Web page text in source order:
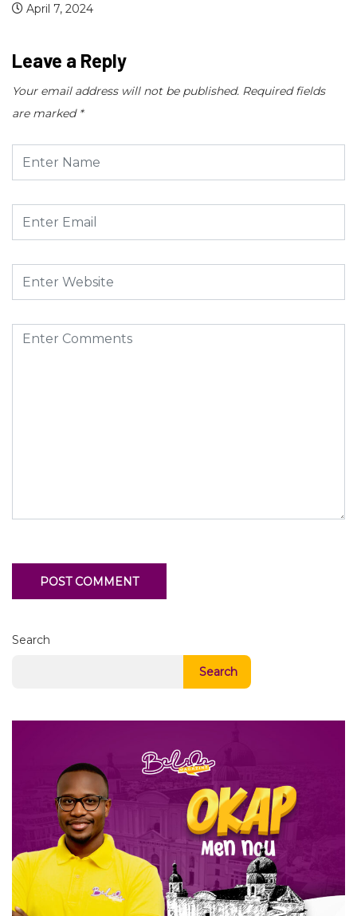
May 14, 2022
Leave a Reply
Your email address will not be published. Required fields
are marked *
Search
Search